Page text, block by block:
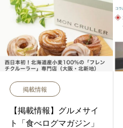
掲載情報
【掲載情報】グルメサイ
ト「食べログマガジン」